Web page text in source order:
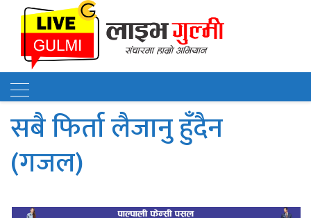
सबै फिर्ता लैजानु हुँदैन
(गजल)